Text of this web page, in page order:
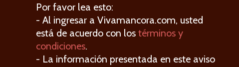
Por favor lea esto:
- Al ingresar a Vivamancora.com, usted
está de acuerdo con los términos y
condiciones.
- La información presentada en este aviso